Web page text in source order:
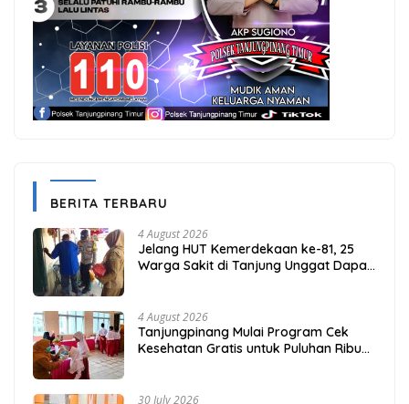
BERITA TERBARU
4 August 2026
Jelang HUT Kemerdekaan ke-81, 25
Warga Sakit di Tanjung Unggat Dapat
4 August 2026
Tanjungpinang Mulai Program Cek
Kesehatan Gratis untuk Puluhan Ribu
30 July 2026